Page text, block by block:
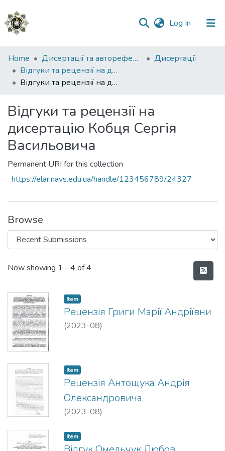
Log In (current)
Communities
&
Collections
Statistics
Home Дисертації та автореферати
Дисертації
Відгуки та рецензії на дисертації
Відгуки та рецензії на дисертацію Кобця Сергія Васильовича
Відгуки та рецензії на
дисертацію Кобця Сергія
Васильовича
Permanent URI for this collection
https://elar.navs.edu.ua/handle/123456789/24327
Browse
Recent Submissions
Now showing 1 - 4 of 4
Item
Рецензія Григи Марії Андріївни
(2023-08)
Item
Рецензія Антощука Андрія
Олександровича
(2023-08)
Item